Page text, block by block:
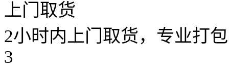
上门取货
2小时内上门取货，专业打包
3